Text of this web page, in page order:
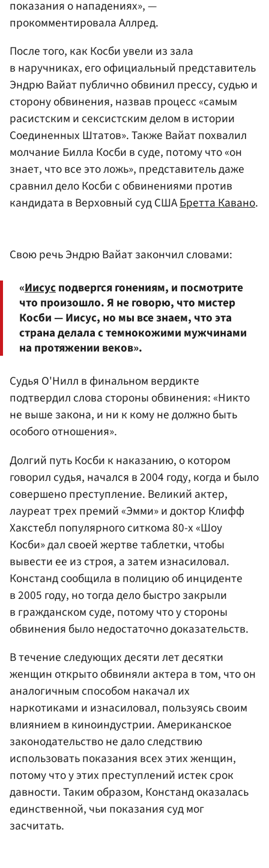
показания о нападениях», —
прокомментировала Аллред.
После того, как Косби увели из зала
в наручниках, его официальный представитель
Эндрю Вайат публично обвинил прессу, судью и
сторону обвинения, назвав процесс «самым
расистским и сексистским делом в истории
Соединенных Штатов». Также Вайат похвалил
молчание Билла Косби в суде, потому что «он
знает, что все это ложь», представитель даже
сравнил дело Косби с обвинениями против
кандидата в Верховный суд СШАБретта Кавано.
Свою речь Эндрю Вайат закончил словами:
«Иисусподвергся гонениям, и посмотрите
что произошло. Я не говорю, что мистер
Косби — Иисус, но мы все знаем, что эта
страна делала с темнокожими мужчинами
на протяжении веков».
Судья О'Нилл в финальном вердикте
подтвердил слова стороны обвинения: «Никто
не выше закона, и ни к кому не должно быть
особого отношения».
Долгий путь Косби к наказанию, о котором
говорил судья, начался в 2004 году, когда и было
совершено преступление. Великий актер,
лауреат трех премий «Эмми» и доктор Клифф
Хакстебл популярного ситкома 80-х «Шоу
Косби» дал своей жертве таблетки, чтобы
вывести ее из строя, а затем изнасиловал.
Констанд сообщила в полицию об инциденте
в 2005 году, но тогда дело быстро закрыли
в гражданском суде, потому что у стороны
обвинения было недостаточно доказательств.
В течение следующих десяти лет десятки
женщин открыто обвиняли актера в том, что он
аналогичным способом накачал их
наркотиками и изнасиловал, пользуясь своим
влиянием в киноиндустрии. Американское
законодательство не дало следствию
использовать показания всех этих женщин,
потому что у этих преступлений истек срок
давности. Таким образом, Констанд оказалась
единственной, чьи показания суд мог
засчитать.